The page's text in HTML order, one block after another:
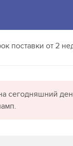
поставки от 2
сегодняшний